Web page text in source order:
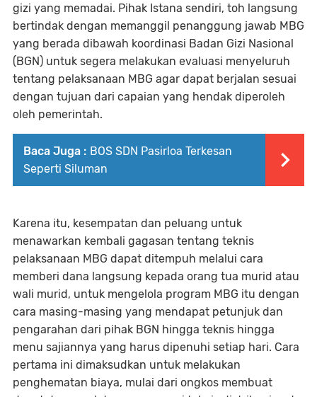
gizi yang memadai. Pihak Istana sendiri, toh langsung
bertindak dengan memanggil penanggung jawab MBG
yang berada dibawah koordinasi Badan Gizi Nasional
(BGN) untuk segera melakukan evaluasi menyeluruh
tentang pelaksanaan MBG agar dapat berjalan sesuai
dengan tujuan dari capaian yang hendak diperoleh
oleh pemerintah.
Baca Juga : BOS SDN Pasirloa Terkesan
Seperti Siluman
Karena itu, kesempatan dan peluang untuk
menawarkan kembali gagasan tentang teknis
pelaksanaan MBG dapat ditempuh melalui cara
memberi dana langsung kepada orang tua murid atau
wali murid, untuk mengelola program MBG itu dengan
cara masing-masing yang mendapat petunjuk dan
pengarahan dari pihak BGN hingga teknis hingga
menu sajiannya yang harus dipenuhi setiap hari. Cara
pertama ini dimaksudkan untuk melakukan
penghematan biaya, mulai dari ongkos membuat